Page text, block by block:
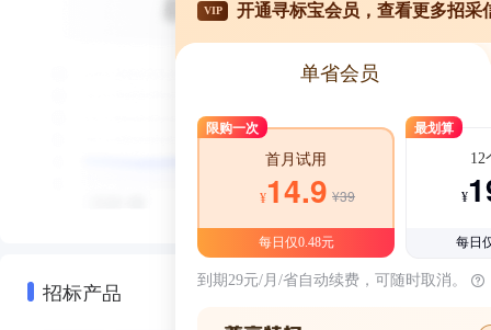
招标产品
VIP 开通寻标宝会员，查看更多招采
单省会员
限购一次
首月试用
¥14.9 ¥39
每日仅0.48元
最划算
12
¥
每日
到期29元/月/省自动续费，可随时取消。